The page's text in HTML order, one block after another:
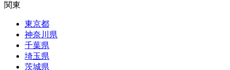
関東
東京都
神奈川県
千葉県
埼玉県
茨城県